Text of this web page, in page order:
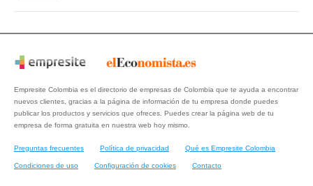
Empresite Colombia es el directorio de empresas de Colombia que te ayuda a encontrar
nuevos clientes, gracias a la página de información de tu empresa donde puedes
publicar los productos y servicios que ofreces. Puedes crear la página web de tu
empresa de forma gratuita en nuestra web hoy mismo.
Preguntas frecuentes Política de privacidad Qué es Empresite Colombia
Condiciones de uso Configuración de cookies Contacto